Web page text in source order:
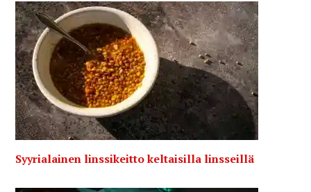
Syyrialainen linssikeitto keltaisilla linsseillä